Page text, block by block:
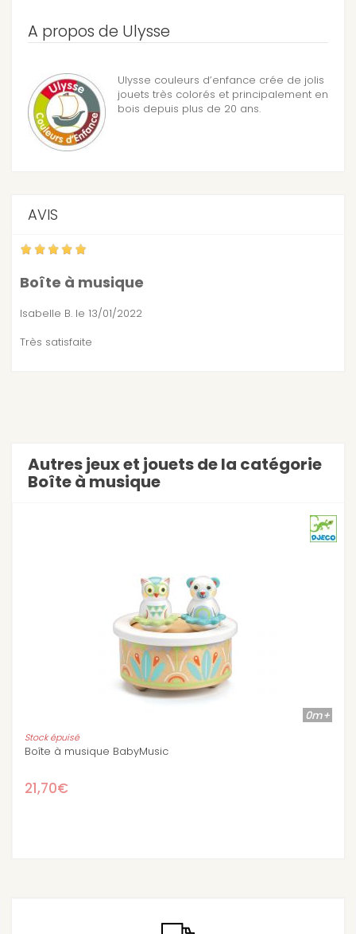
A propos de Ulysse
Ulysse couleurs d’enfance crée de jolis
jouets très colorés et principalement en
bois depuis plus de 20 ans.
AVIS
Boîte à musique
Isabelle B. le 13/01/2022
Très satisfaite
Autres jeux et jouets de la catégorie
Boîte à musique
Boîte à musique La tortue et le lapin